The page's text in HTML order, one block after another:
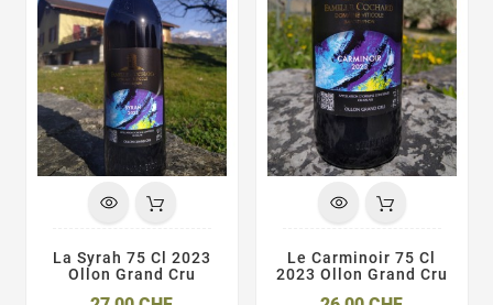
La Syrah 75 Cl 2023
Ollon Grand Cru
Le Carminoir 75 Cl
2023 Ollon Grand Cru